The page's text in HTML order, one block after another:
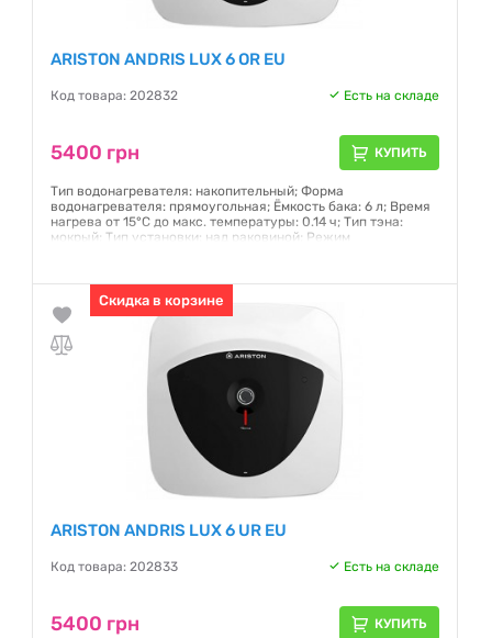
ARISTON ANDRIS LUX 6 OR EU
Код товара: 202832 Есть на складе
5400 грн КУПИТЬ
Тип водонагревателя: накопительный; Форма
водонагревателя: прямоугольная; Ёмкость бака: 6 л; Время
нагрева от 15°С до макс. температуры: 0.14 ч; Тип тэна:
мокрый; Тип установки: над раковиной; Режим
титановой эмалью; Регулирование температуры: есть
Гарантия:12 месяцев
Скидка в корзине
ARISTON ANDRIS LUX 6 UR EU
Код товара: 202833 Есть на складе
5400 грн КУПИТЬ